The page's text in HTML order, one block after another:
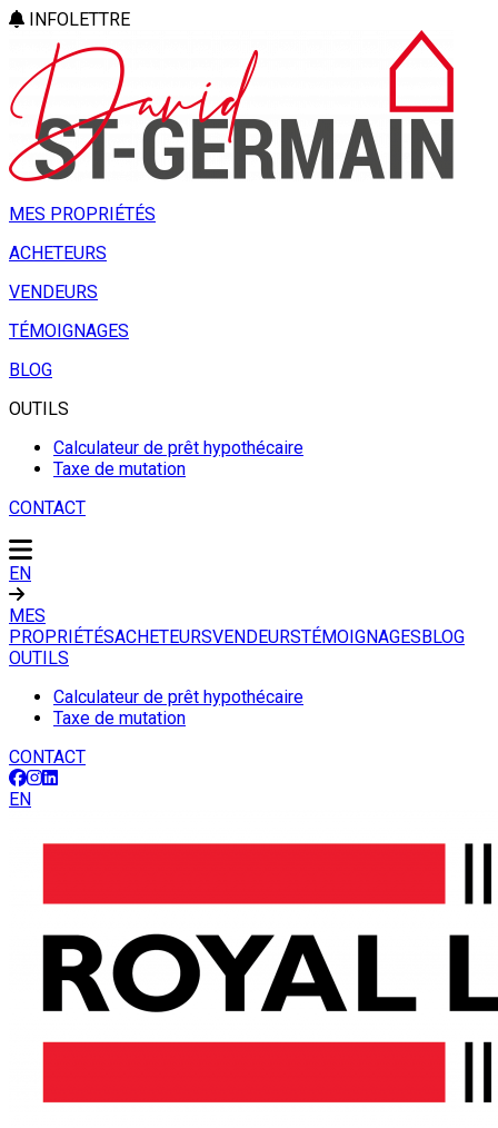
INFOLETTRE
MES PROPRIÉTÉS
ACHETEURS
VENDEURS
TÉMOIGNAGES
BLOG
OUTILS
Calculateur de prêt hypothécaire
Taxe de mutation
CONTACT
EN
MES
PROPRIÉTÉSACHETEURSVENDEURSTÉMOIGNAGESBLOG
OUTILS
Calculateur de prêt hypothécaire
Taxe de mutation
CONTACT
EN